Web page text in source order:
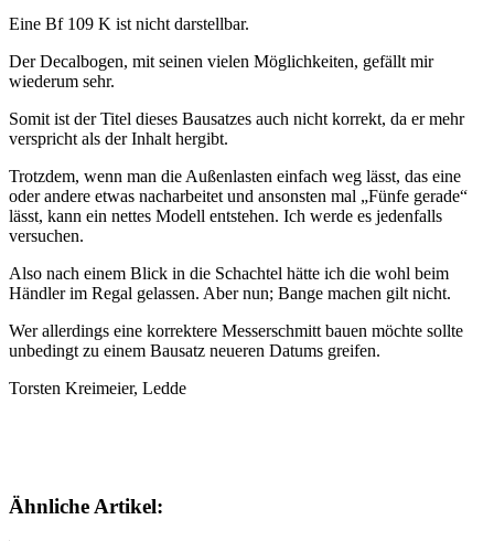
Eine Bf 109 K ist nicht darstellbar.
Der Decalbogen, mit seinen vielen Möglichkeiten, gefällt mir
wiederum sehr.
Somit ist der Titel dieses Bausatzes auch nicht korrekt, da er mehr
verspricht als der Inhalt hergibt.
Trotzdem, wenn man die Außenlasten einfach weg lässt, das eine
oder andere etwas nacharbeitet und ansonsten mal „Fünfe gerade“
lässt, kann ein nettes Modell entstehen. Ich werde es jedenfalls
versuchen.
Also nach einem Blick in die Schachtel hätte ich die wohl beim
Händler im Regal gelassen. Aber nun; Bange machen gilt nicht.
Wer allerdings eine korrektere Messerschmitt bauen möchte sollte
unbedingt zu einem Bausatz neueren Datums greifen.
Torsten Kreimeier, Ledde
Ähnliche Artikel: